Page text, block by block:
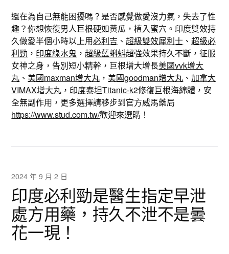
還在為自己無能困擾嗎？是否感覺做愛沒力氣，失去了性
趣？你想恢復男人巨根硬如黃瓜，植入蜜穴。印度雙效持
久做愛半個小時以上用必利吉 、超級雙效犀利士 、超級必
利勁 ， 印度綠水鬼 ，超級藍蝌蚪超強效果持久不斷，征服
女神之身，告別短小精幹，巨根增大增長美國vvk增大
丸 、美國maxman增大丸 ，美國goodman增大丸 、加拿大
VIMAX增大丸 ， 印度泰坦Titanic-k2修復巨根海綿體，安
全無副作用，更多選擇請移步到官方威馬藥局
https://www.stud.com.tw/歡迎來選購！
2024 年 9 月 2 日
印度必利勁是醫生指定早泄
處方用藥，持久不泄不是曇
花一現！